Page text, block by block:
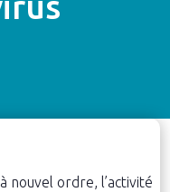
nouvel ordre, l’activité